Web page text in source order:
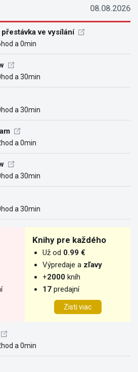
08.08.2026
ve vysílání
a 0min
a 30min
a 30min
a 0min
a 30min
a 30min
Knihy pre každého
Už od 0.99 €
Výpredaje a zľavy
+2000 kníh
17 predajní
Zisti viac
a 0min